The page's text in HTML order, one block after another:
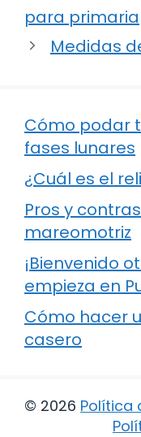
para primaria
Medidas
Cómo podar
fases lunares
¿Cuál es el
Pros y
mareomotriz
¡Bienvenido
empieza en
Cómo hacer
casero
© 2026 Política